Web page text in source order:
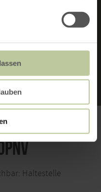
Haltestelle